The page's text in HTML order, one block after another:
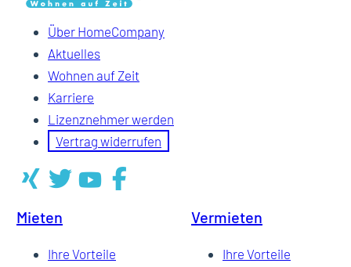
Über HomeCompany
Aktuelles
Wohnen auf Zeit
Karriere
Lizenznehmer werden
Vertrag widerrufen
Mieten
Ihre Vorteile
Vermieten
Ihre Vorteile